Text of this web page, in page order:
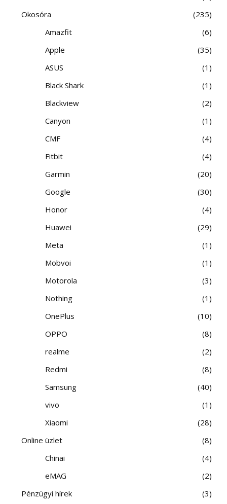
Okosóra
235
Amazfit
6
Apple
35
ASUS
1
Black Shark
1
Blackview
2
Canyon
1
CMF
4
Fitbit
4
Garmin
20
Google
30
Honor
4
Huawei
29
Meta
1
Mobvoi
1
Motorola
3
Nothing
1
OnePlus
10
OPPO
8
realme
2
Redmi
8
Samsung
40
vivo
1
Xiaomi
28
Online üzlet
8
Chinai
4
eMAG
2
Pénzügyi hírek
3